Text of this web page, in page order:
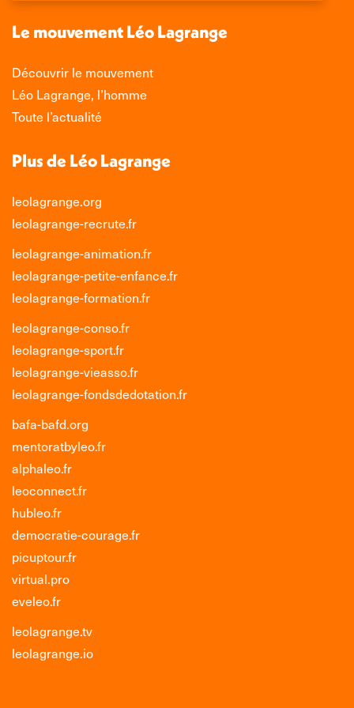
fenêtrefenêtrefenêtre
nouvelle
fenêtre
Le mouvement Léo Lagrange
Découvrir le mouvement
Léo Lagrange, l’homme
Toute l’actualité
Plus de Léo Lagrange
leolagrange.org
leolagrange-recrute.fr
leolagrange-animation.fr
leolagrange-petite-enfance.fr
leolagrange-formation.fr
leolagrange-conso.fr
leolagrange-sport.fr
leolagrange-vieasso.fr
leolagrange-fondsdedotation.fr
bafa-bafd.org
mentoratbyleo.fr
alphaleo.fr
leoconnect.fr
hubleo.fr
democratie-courage.fr
picuptour.fr
virtual.pro
eveleo.fr
leolagrange.tv
leolagrange.io